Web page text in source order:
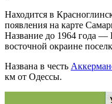
Находится в
появления на карте
Название до 1964 года
восточной окраине
Названа в честь
км от Одессы.